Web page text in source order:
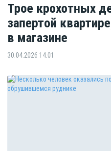
Трое крохотных
запертой
в магазине
30.04.2026 14:01